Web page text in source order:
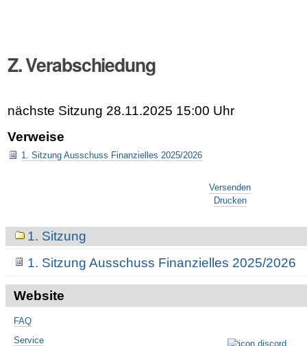
Z. Verabschiedung
nächste Sitzung 28.11.2025 15:00 Uhr
Verweise
1. Sitzung Ausschuss Finanzielles 2025/2026
Versenden
Drucken
Navigation1. Sitzung
1. Sitzung Ausschuss Finanzielles 2025/2026
Website
FAQ
Service